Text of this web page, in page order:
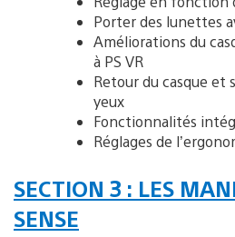
Porter des lunettes
Améliorations du
à PS VR
Retour du casque et
yeux
Fonctionnalités
Réglages de
SECTION 3 : LES
SENSE